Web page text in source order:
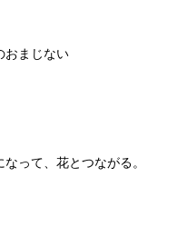
おまじない
って、花とつながる。